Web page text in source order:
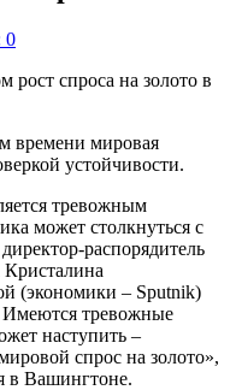
0
времени мировая
устойчивости.
тревожным
может столкнуться с
распорядитель
(экономики – Sputnik)
Имеются тревожные
наступить –
спрос на золото»,
в Вашингтоне.